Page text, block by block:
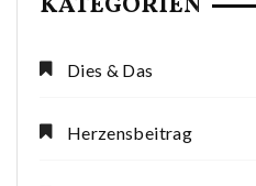
Dies & Das
Herzensbeitrag